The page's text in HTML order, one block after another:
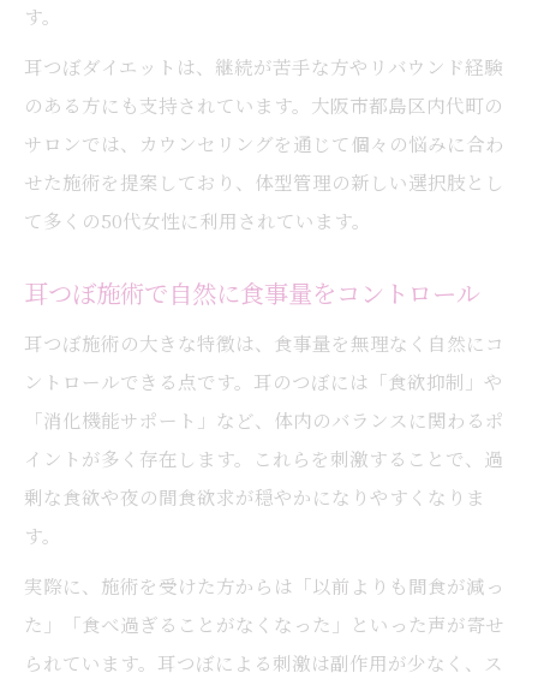
す。
耳つぼダイエットは、継続が苦手な方やリバウンド経験
のある方にも支持されています。大阪市都島区内代町の
サロンでは、カウンセリングを通じて個々の悩みに合わ
せた施術を提案しており、体型管理の新しい選択肢とし
て多くの50代女性に利用されています。
耳つぼ施術で自然に食事量をコントロール
耳つぼ施術の大きな特徴は、食事量を無理なく自然にコ
ントロールできる点です。耳のつぼには「食欲抑制」や
「消化機能サポート」など、体内のバランスに関わるポ
イントが多く存在します。これらを刺激することで、過
剰な食欲や夜の間食欲求が穏やかになりやすくなりま
す。
実際に、施術を受けた方からは「以前よりも間食が減っ
た」「食べ過ぎることがなくなった」といった声が寄せ
られています。耳つぼによる刺激は副作用が少なく、ス